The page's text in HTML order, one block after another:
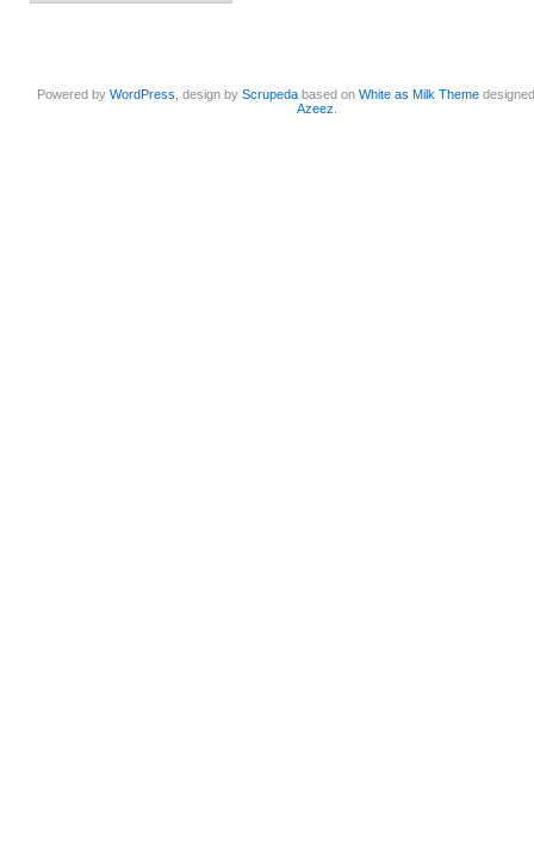
Powered byWordPress , design byScrupeda based onWhite as Milk Theme
Azeez